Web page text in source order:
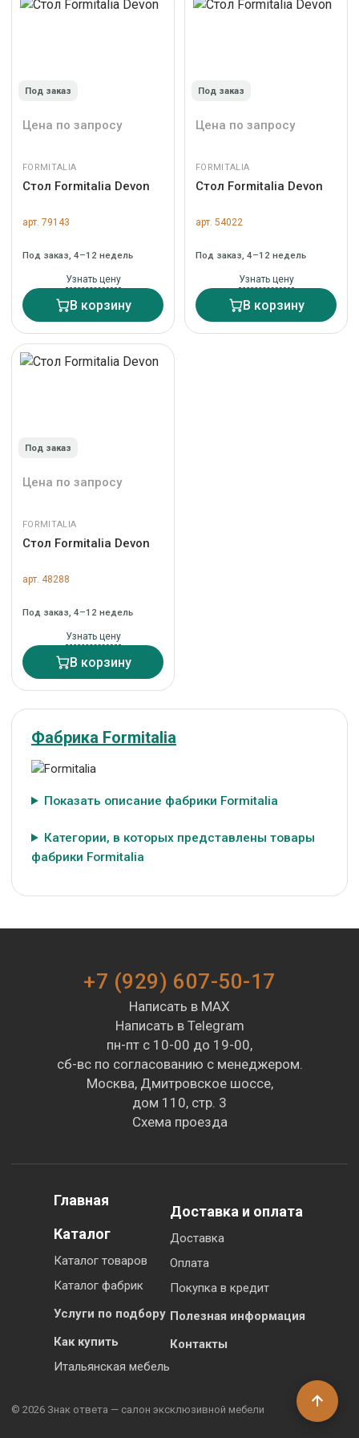
Под заказ
Цена по запросу
FORMITALIA
Стол Formitalia Devon
арт. 79143
Под заказ, 4–12 недель
Узнать цену
В корзину
Под заказ
Цена по запросу
FORMITALIA
Стол Formitalia Devon
арт. 54022
Под заказ, 4–12 недель
Узнать цену
В корзину
Под заказ
Цена по запросу
FORMITALIA
Стол Formitalia Devon
арт. 48288
Под заказ, 4–12 недель
Узнать цену
В корзину
Фабрика Formitalia
Показать описание фабрики Formitalia
Категории, в которых представлены товары
фабрики Formitalia
+7 (929) 607-50-17
Написать в MAX
Написать в Telegram
пн-пт с 10-00 до 19-00,
сб-вс по согласованию с менеджером.
Москва, Дмитровское шоссе,
дом 110, стр. 3
Схема проезда
Главная
Каталог
Каталог товаров
Каталог фабрик
Услуги по подбору
Как купить
Итальянская мебель
Доставка и оплата
Доставка
Оплата
Покупка в кредит
Полезная информация
Контакты
© 2026 Знак ответа — салон эксклюзивной мебели